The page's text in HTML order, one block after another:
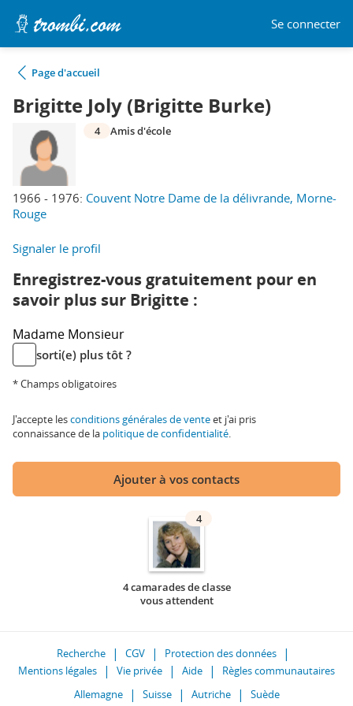
Se connecter
Page d'accueil
Brigitte Joly (Brigitte Burke)
1966 - 1976: Couvent Notre Dame de la délivrande, Morne-
Rouge
4 Amis d'école
Signaler le profil
Enregistrez-vous gratuitement pour en
savoir plus sur Brigitte :
Madame Monsieur
sorti(e) plus tôt ?
* Champs obligatoires
J'accepte lesconditions générales de venteet j'ai pris
connaissance de la politique de confidentialité.
Ajouter à vos contacts
4
4 camarades de classe
vous attendent
Recherche CGV
Protection des données
Mentions légales
Vie privée Aide
Règles communautaires
Allemagne
Suisse Autriche Suède